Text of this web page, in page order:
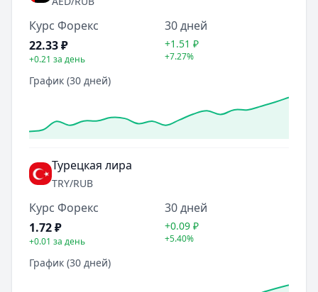
Курс Форекс
22.33₽
+0.21 за день
30 дней
+1.51 ₽
+7.27%
График (30 дней)
Турецкая лира
TRY/RUB
Курс Форекс
1.72₽
+0.01 за день
30 дней
+0.09 ₽
+5.40%
График (30 дней)